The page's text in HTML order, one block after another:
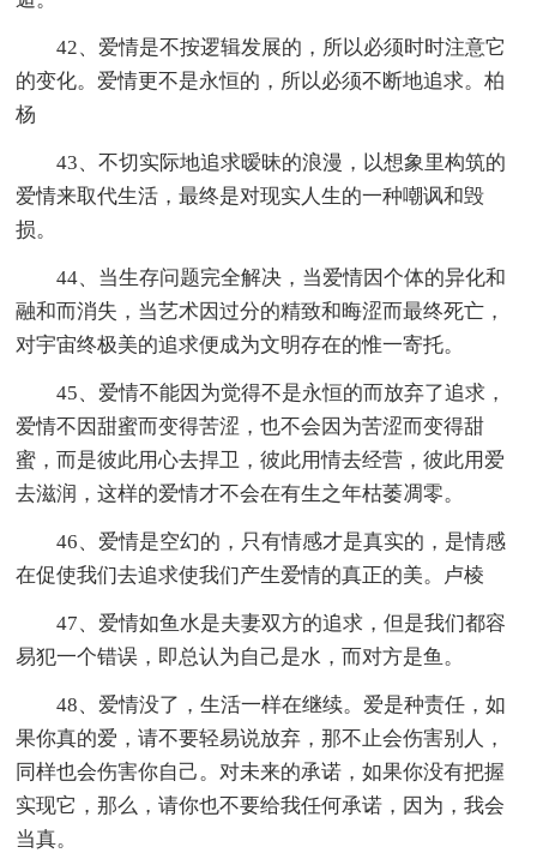
42、爱情是不按逻辑发展的，所以必须时时注意它
的变化。爱情更不是永恒的，所以必须不断地追求。柏
杨
43、不切实际地追求暧昧的浪漫，以想象里构筑的
爱情来取代生活，最终是对现实人生的一种嘲讽和毁
损。
44、当生存问题完全解决，当爱情因个体的异化和
融和而消失，当艺术因过分的精致和晦涩而最终死亡，
对宇宙终极美的追求便成为文明存在的惟一寄托。
45、爱情不能因为觉得不是永恒的而放弃了追求，
爱情不因甜蜜而变得苦涩，也不会因为苦涩而变得甜
蜜，而是彼此用心去捍卫，彼此用情去经营，彼此用爱
去滋润，这样的爱情才不会在有生之年枯萎凋零。
46、爱情是空幻的，只有情感才是真实的，是情感
在促使我们去追求使我们产生爱情的真正的美。卢棱
47、爱情如鱼水是夫妻双方的追求，但是我们都容
易犯一个错误，即总认为自己是水，而对方是鱼。
48、爱情没了，生活一样在继续。爱是种责任，如
果你真的爱，请不要轻易说放弃，那不止会伤害别人，
同样也会伤害你自己。对未来的承诺，如果你没有把握
实现它，那么，请你也不要给我任何承诺，因为，我会
当真。